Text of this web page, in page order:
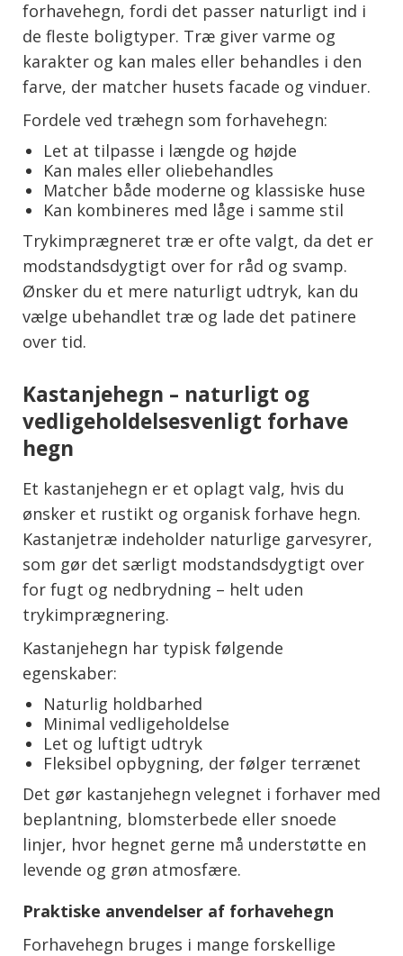
forhavehegn, fordi det passer naturligt ind i
de fleste boligtyper. Træ giver varme og
karakter og kan males eller behandles i den
farve, der matcher husets facade og vinduer.
Fordele ved træhegn som forhavehegn:
Let at tilpasse i længde og højde
Kan males eller oliebehandles
Matcher både moderne og klassiske huse
Kan kombineres med låge i samme stil
Trykimprægneret træ er ofte valgt, da det er
modstandsdygtigt over for råd og svamp.
Ønsker du et mere naturligt udtryk, kan du
vælge ubehandlet træ og lade det patinere
over tid.
Kastanjehegn – naturligt og
vedligeholdelsesvenligt forhave
hegn
Et kastanjehegn er et oplagt valg, hvis du
ønsker et rustikt og organisk forhave hegn.
Kastanjetræ indeholder naturlige garvesyrer,
som gør det særligt modstandsdygtigt over
for fugt og nedbrydning – helt uden
trykimprægnering.
Kastanjehegn har typisk følgende
egenskaber:
Naturlig holdbarhed
Minimal vedligeholdelse
Let og luftigt udtryk
Fleksibel opbygning, der følger terrænet
Det gør kastanjehegn velegnet i forhaver med
beplantning, blomsterbede eller snoede
linjer, hvor hegnet gerne må understøtte en
levende og grøn atmosfære.
Praktiske anvendelser af forhavehegn
Forhavehegn bruges i mange forskellige